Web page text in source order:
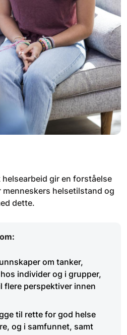
gir en forståelse
helsetilstand og
dette.
om tanker,
individer og i grupper,
flere perspektiver innen
til rette for god helse
og i samfunnet, samt